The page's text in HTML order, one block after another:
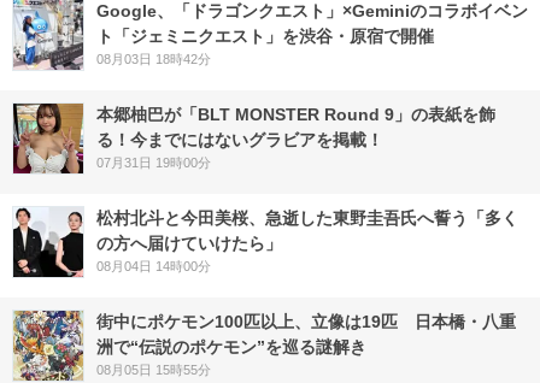
Google、「ドラゴンクエスト」×Geminiのコラボイベン
ト「ジェミニクエスト」を渋谷・原宿で開催
08月03日 18時42分
本郷柚巴が「BLT MONSTER Round 9」の表紙を飾
る！今までにはないグラビアを掲載！
07月31日 19時00分
松村北斗と今田美桜、急逝した東野圭吾氏へ誓う「多く
の方へ届けていけたら」
08月04日 14時00分
街中にポケモン100匹以上、立像は19匹 日本橋・八重
洲で“伝説のポケモン”を巡る謎解き
08月05日 15時55分